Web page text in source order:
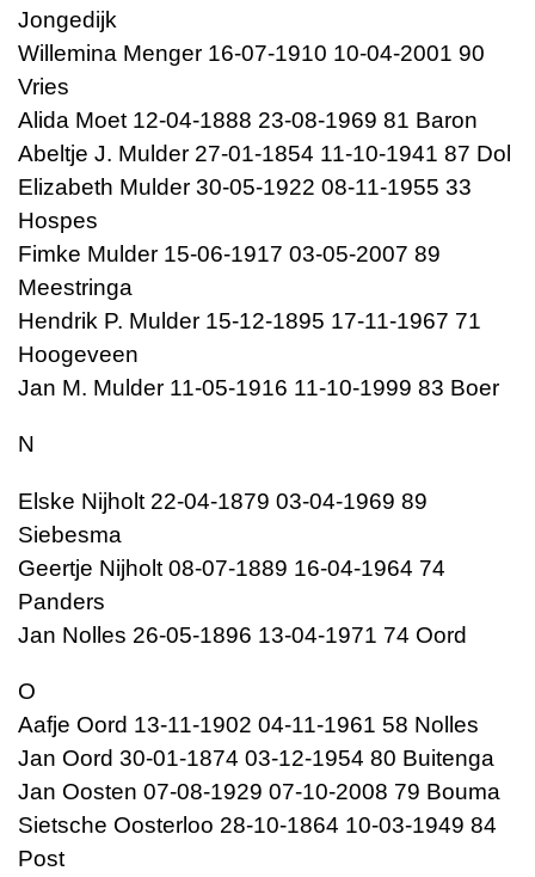
Jongedijk
Willemina Menger 16-07-1910 10-04-2001 90
Vries
Alida Moet 12-04-1888 23-08-1969 81 Baron
Abeltje J. Mulder 27-01-1854 11-10-1941 87 Dol
Elizabeth Mulder 30-05-1922 08-11-1955 33
Hospes
Fimke Mulder 15-06-1917 03-05-2007 89
Meestringa
Hendrik P. Mulder 15-12-1895 17-11-1967 71
Hoogeveen
Jan M. Mulder 11-05-1916 11-10-1999 83 Boer
N
Elske Nijholt 22-04-1879 03-04-1969 89
Siebesma
Geertje Nijholt 08-07-1889 16-04-1964 74
Panders
Jan Nolles 26-05-1896 13-04-1971 74 Oord
O
Aafje Oord 13-11-1902 04-11-1961 58 Nolles
Jan Oord 30-01-1874 03-12-1954 80 Buitenga
Jan Oosten 07-08-1929 07-10-2008 79 Bouma
Sietsche Oosterloo 28-10-1864 10-03-1949 84
Post